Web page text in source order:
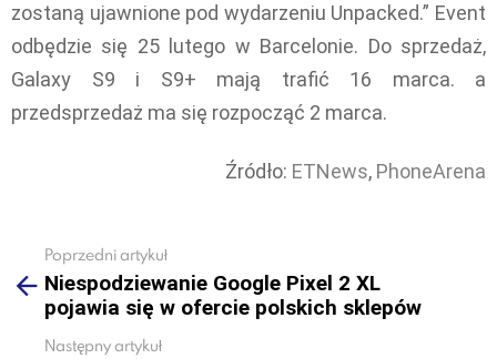
zostaną ujawnione pod wydarzeniu Unpacked.” Event
odbędzie się 25 lutego w Barcelonie. Do sprzedaż,
Galaxy S9 i S9+ mają trafić 16 marca. a
przedsprzedaż ma się rozpocząć 2 marca.
Źródło: ETNews, PhoneArena
more
Poprzedni artykuł
Niespodziewanie Google Pixel 2 XL
pojawia się w ofercie polskich sklepów
Następny artykuł